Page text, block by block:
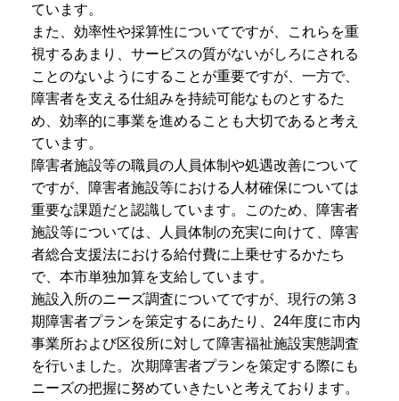
ています。
また、効率性や採算性についてですが、これらを重
視するあまり、サービスの質がないがしろにされる
ことのないようにすることが重要ですが、一方で、
障害者を支える仕組みを持続可能なものとするた
め、効率的に事業を進めることも大切であると考え
ています。
障害者施設等の職員の人員体制や処遇改善について
ですが、障害者施設等における人材確保については
重要な課題だと認識しています。このため、障害者
施設等については、人員体制の充実に向けて、障害
者総合支援法における給付費に上乗せするかたち
で、本市単独加算を支給しています。
施設入所のニーズ調査についてですが、現行の第３
期障害者プランを策定するにあたり、24年度に市内
事業所および区役所に対して障害福祉施設実態調査
を行いました。次期障害者プランを策定する際にも
ニーズの把握に努めていきたいと考えております。